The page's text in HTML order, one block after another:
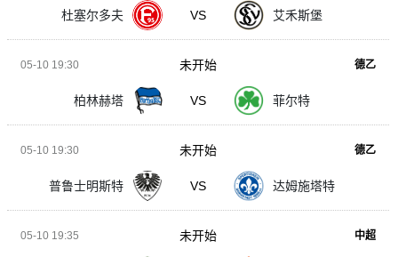
杜塞尔多夫 VS 艾禾斯堡
05-10 19:30 德乙
柏林赫塔 VS 菲尔特
未开始
05-10 19:30 德乙
普鲁士明斯特 VS 达姆施塔特
未开始
05-10 19:35 中超
未开始